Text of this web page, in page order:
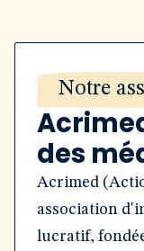
Notre
des
Acrimed
association
lucratif,